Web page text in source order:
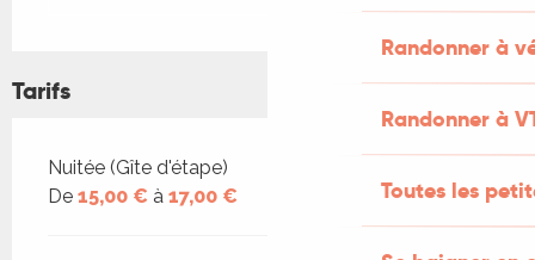
Randonner à
Randonner à
Toutes les
Tarifs
Tarifs 2026
Nuitée (Gîte d'étape)
De 15,00 € à 17,00 €